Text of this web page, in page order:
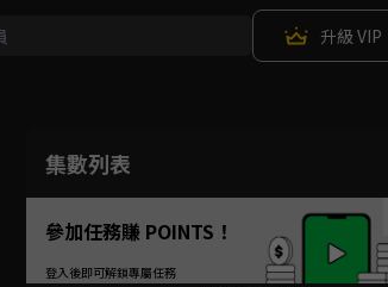
升級 VIP
集數列表
參加任務賺 POINTS！